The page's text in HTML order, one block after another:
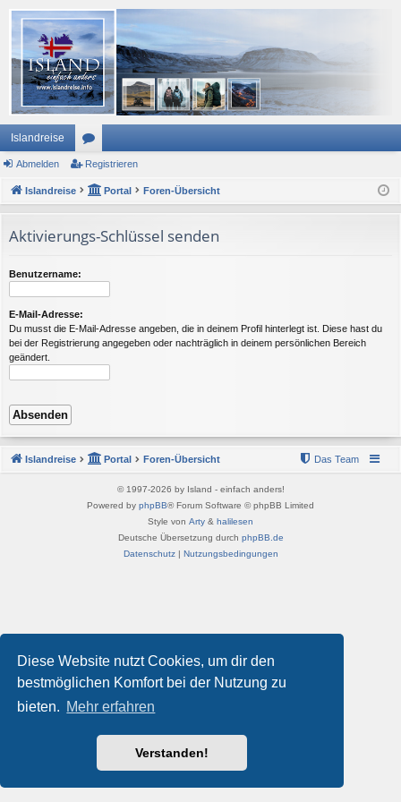
Diese Website nutzt Cookies, um dir den
bestmöglichen Komfort bei der Nutzung zu
bieten. Mehr erfahren
Verstanden!
Islandreise
or
en
Abmelden Registrieren
Islandreise Portal Foren-Übersicht
Aktivierungs-Schlüssel senden
Benutzername:
E-Mail-Adresse:
Du musst die E-Mail-Adresse angeben, die in deinem Profil hinterlegt ist. Diese hast du
bei der Registrierung angegeben oder nachträglich in deinem persönlichen Bereich
geändert.
Islandreise Portal Foren-Übersicht Das Team
© 1997-2026 by Island - einfach anders!
Powered by phpBB® Forum Software © phpBB Limited
Style von Arty & halilesen
Deutsche Übersetzung durch phpBB.de
Datenschutz| Nutzungsbedingungen